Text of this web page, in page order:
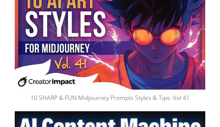
10 SHARP & FUN Midjourney Prompts Styles & Tips: Vol 41